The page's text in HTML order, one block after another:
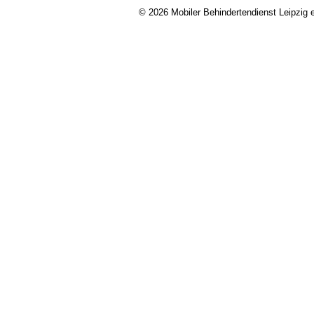
© 2026 Mobiler Behindertendienst Leipzig